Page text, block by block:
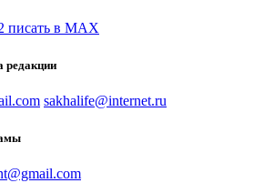
писать в MAX
редакции
sakhalife@internet.ru